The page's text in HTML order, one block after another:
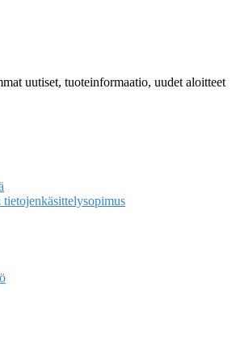
uutiset, tuoteinformaatio, uudet aloitteet
tietojenkäsittelysopimus